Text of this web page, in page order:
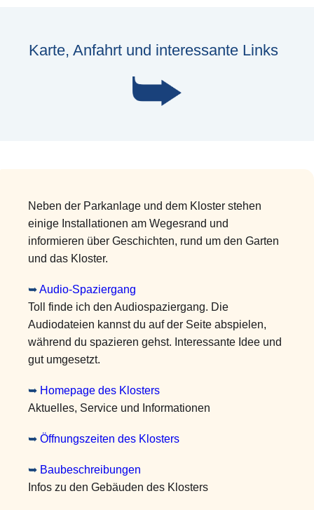
Karte, Anfahrt und interessante Links
Neben der Parkanlage und dem Kloster stehen
einige Installationen am Wegesrand und
informieren über Geschichten, rund um den Garten
und das Kloster.
➥Audio-Spaziergang
Toll finde ich den Audiospaziergang. Die
Audiodateien kannst du auf der Seite abspielen,
während du spazieren gehst. Interessante Idee und
gut umgesetzt.
➥ Homepage des Klosters
Aktuelles, Service und Informationen
➥ Öffnungszeiten des Klosters
➥ Baubeschreibungen
Infos zu den Gebäuden des Klosters